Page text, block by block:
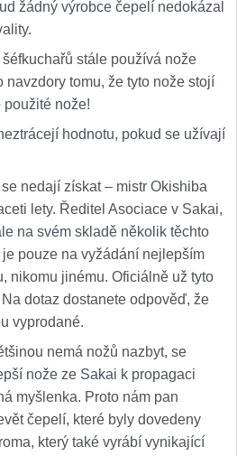
žádný výrobce čepelí nedokázal
stále používá nože
navzdory tomu, že tyto nože stojí
použité nože!
hodnotu, pokud se užívají
nedají získat – mistr Okishiba
lety. Ředitel Asociace v Sakai,
na svém skladě několik těchto
pouze na vyžádání nejlepším
nikomu jinému. Oficiálně už tyto
dotaz dostanete odpověď, že
vyprodané.
nemá nožů nazbyt, se
nože ze Sakai k propagaci
myšlenka. Proto nám pan
čepelí, které byly dovedeny
který také vyrábí vynikající